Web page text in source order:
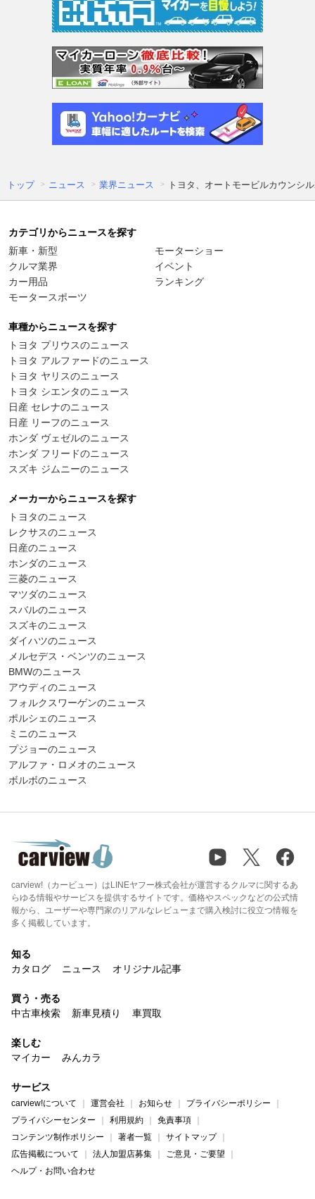
トップ ニュース 業界ニュース トヨタ、オートモービルカウンシ
カテゴリからニュースを探す
新車・新型
クルマ業界
カー用品
モータースポーツ
モーターショー
イベント
ランキング
車種からニュースを探す
トヨタ プリウスのニュース
トヨタ アルファードのニュース
トヨタ ヤリスのニュース
トヨタ シエンタのニュース
日産 セレナのニュース
日産 リーフのニュース
ホンダ ヴェゼルのニュース
ホンダ フリードのニュース
スズキ ジムニーのニュース
メーカーからニュースを探す
トヨタのニュース
レクサスのニュース
日産のニュース
ホンダのニュース
三菱のニュース
マツダのニュース
スバルのニュース
スズキのニュース
ダイハツのニュース
メルセデス・ベンツのニュース
BMWのニュース
アウディのニュース
フォルクスワーゲンのニュース
ポルシェのニュース
ミニのニュース
プジョーのニュース
アルファ・ロメオのニュース
ボルボのニュース
carview!（カービュー）はLINEヤフー株式会社が運営するクルマに関するあ
らゆる情報やサービスを提供するサイトです。価格やスペックなどの公式情
報から、ユーザーや専門家のリアルなレビューまで購入検討に役立つ情報を
多く掲載しています。
知る
カタログ
ニュース オリジナル記事
買う・売る
中古車検索
新車見積り 車買取
楽しむ
マイカー
みんカラ
サービス
carview!について 運営会社 お知らせ
プライバシーポリシー
プライバシーセンター
利用規約
免責事項
コンテンツ制作ポリシー
著者一覧
サイトマップ
広告掲載について
法人加盟店募集
ご意見・ご要望
ヘルプ・お問い合わせ